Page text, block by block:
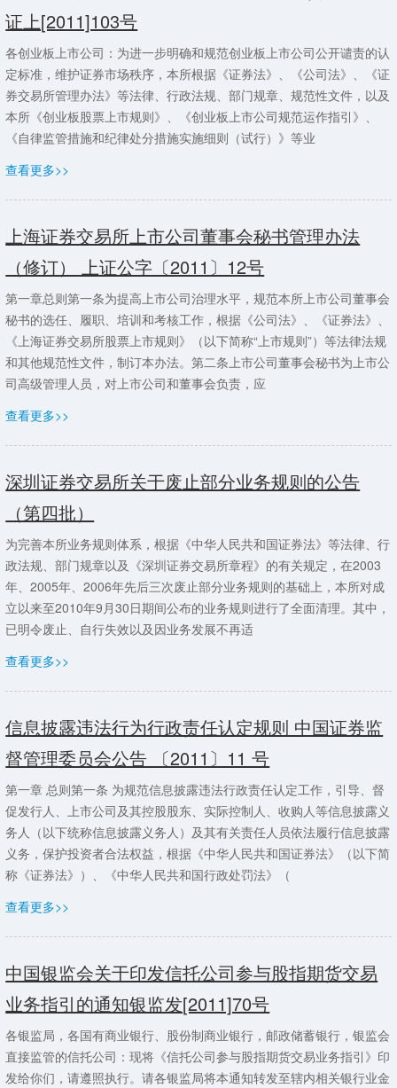
证上[2011]103号
各创业板上市公司：为进一步明确和规范创业板上市公司公开谴责的认
定标准，维护证券市场秩序，本所根据《证券法》、《公司法》、《证
券交易所管理办法》等法律、行政法规、部门规章、规范性文件，以及
本所《创业板股票上市规则》、《创业板上市公司规范运作指引》、
《自律监管措施和纪律处分措施实施细则（试行）》等业
查看更多>>
上海证券交易所上市公司董事会秘书管理办法
（修订） 上证公字〔2011〕12号
第一章总则第一条为提高上市公司治理水平，规范本所上市公司董事会
秘书的选任、履职、培训和考核工作，根据《公司法》、《证券法》、
《上海证券交易所股票上市规则》（以下简称“上市规则”）等法律法规
和其他规范性文件，制订本办法。第二条上市公司董事会秘书为上市公
司高级管理人员，对上市公司和董事会负责，应
查看更多>>
深圳证券交易所关于废止部分业务规则的公告
（第四批）
为完善本所业务规则体系，根据《中华人民共和国证券法》等法律、行
政法规、部门规章以及《深圳证券交易所章程》的有关规定，在2003
年、2005年、2006年先后三次废止部分业务规则的基础上，本所对成
立以来至2010年9月30日期间公布的业务规则进行了全面清理。其中，
已明令废止、自行失效以及因业务发展不再适
查看更多>>
信息披露违法行为行政责任认定规则 中国证券监
督管理委员会公告 〔2011〕11 号
第一章 总则第一条 为规范信息披露违法行政责任认定工作，引导、督
促发行人、上市公司及其控股股东、实际控制人、收购人等信息披露义
务人（以下统称信息披露义务人）及其有关责任人员依法履行信息披露
义务，保护投资者合法权益，根据《中华人民共和国证券法》（以下简
称《证券法》）、《中华人民共和国行政处罚法》（
查看更多>>
中国银监会关于印发信托公司参与股指期货交易
业务指引的通知银监发[2011]70号
各银监局，各国有商业银行、股份制商业银行，邮政储蓄银行，银监会
直接监管的信托公司：现将《信托公司参与股指期货交易业务指引》印
发给你们，请遵照执行。请各银监局将本通知转发至辖内相关银行业金